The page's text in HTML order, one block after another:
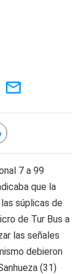
7 a 99
que la
súplicas de
de Tur Bus a
las señales
debieron
(31)